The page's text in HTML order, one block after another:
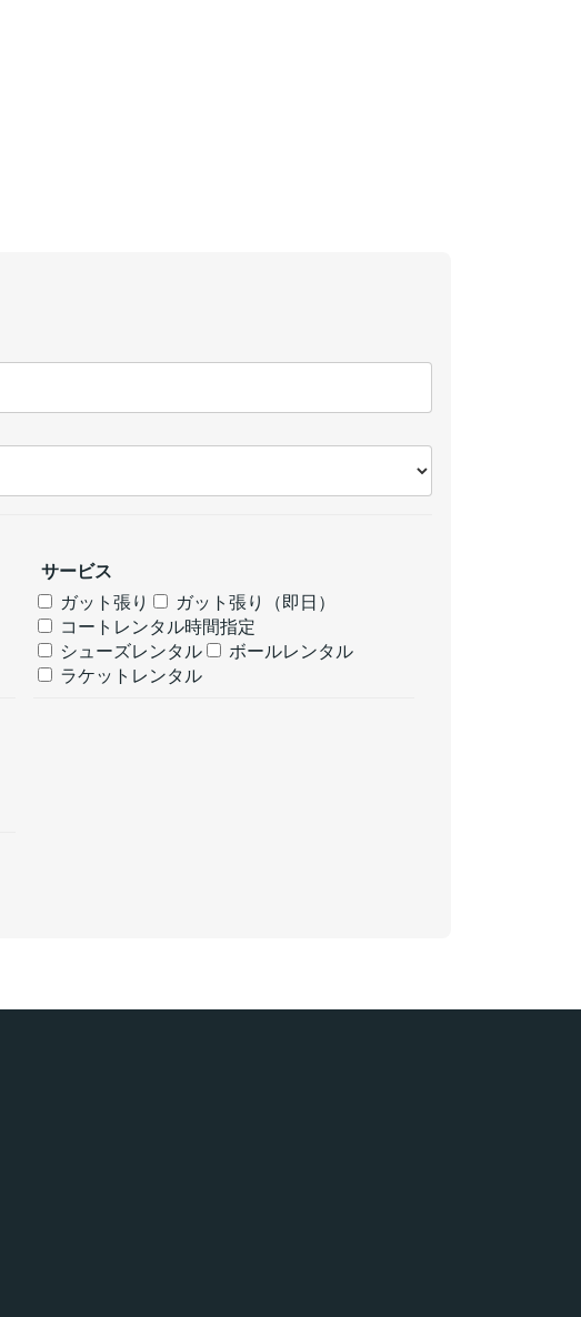
サービス
ガット張り
ガット張り（即日）
コートレンタル時間指定
シューズレンタル
ボールレンタル
ラケットレンタル